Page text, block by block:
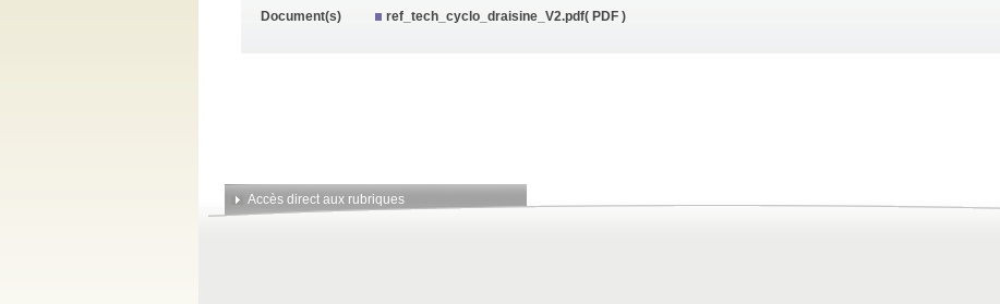
Document(s)
ref_tech_cyclo_draisine_V2.pdf( PDF )
Accès direct aux rubriques